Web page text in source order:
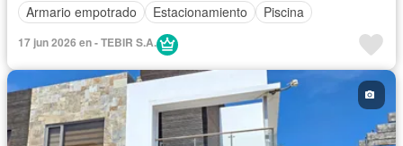
Armario empotrado
Estacionamiento Piscina
17 jun 2026 en - TEBIR S.A.